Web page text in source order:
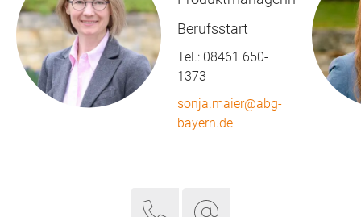
Berufsstart
Tel.: 08461 650-
1373
sonja.maier@abg-
bayern.de